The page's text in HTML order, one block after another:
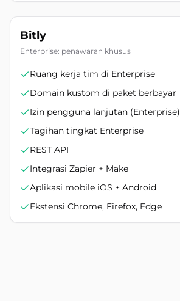
Bitly
Enterprise: penawaran khusus
Ruang kerja tim di Enterprise
Domain kustom di paket berbayar
Izin pengguna lanjutan (Enterprise)
Tagihan tingkat Enterprise
REST API
Integrasi Zapier + Make
Aplikasi mobile iOS + Android
Ekstensi Chrome, Firefox, Edge